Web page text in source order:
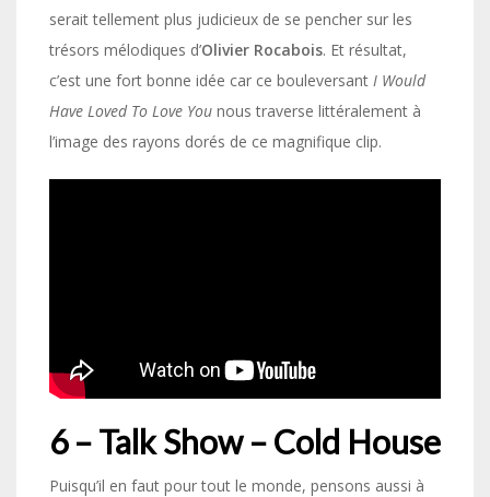
serait tellement plus judicieux de se pencher sur les
trésors mélodiques d’Olivier Rocabois. Et résultat,
c’est une fort bonne idée car ce bouleversant I Would
Have Loved To Love You nous traverse littéralement à
l’image des rayons dorés de ce magnifique clip.
6 – Talk Show – Cold House
Puisqu’il en faut pour tout le monde, pensons aussi à